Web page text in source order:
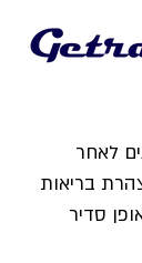
לאחר
בריאות
סדיר